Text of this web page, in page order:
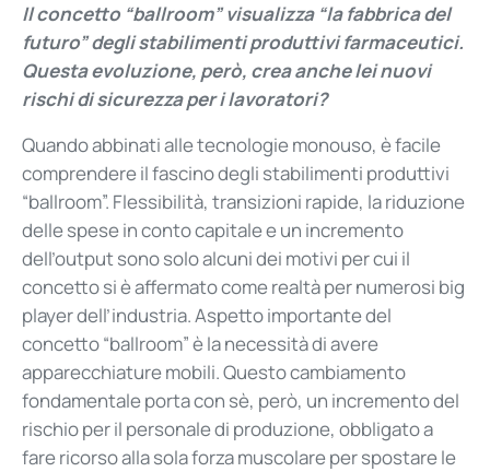
Il concetto “ballroom” visualizza “la fabbrica del
futuro” degli stabilimenti produttivi farmaceutici.
Questa evoluzione, però, crea anche lei nuovi
rischi di sicurezza per i lavoratori?
Quando abbinati alle tecnologie monouso, è facile
comprendere il fascino degli stabilimenti produttivi
“ballroom”. Flessibilità, transizioni rapide, la riduzione
delle spese in conto capitale e un incremento
dell’output sono solo alcuni dei motivi per cui il
concetto si è affermato come realtà per numerosi big
player dell’industria. Aspetto importante del
concetto “ballroom” è la necessità di avere
apparecchiature mobili. Questo cambiamento
fondamentale porta con sè, però, un incremento del
rischio per il personale di produzione, obbligato a
fare ricorso alla sola forza muscolare per spostare le